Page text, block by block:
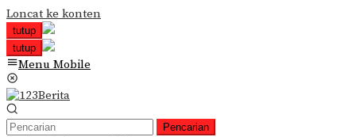
Loncat ke konten
tutup
tutup
Menu Mobile
Pencarian